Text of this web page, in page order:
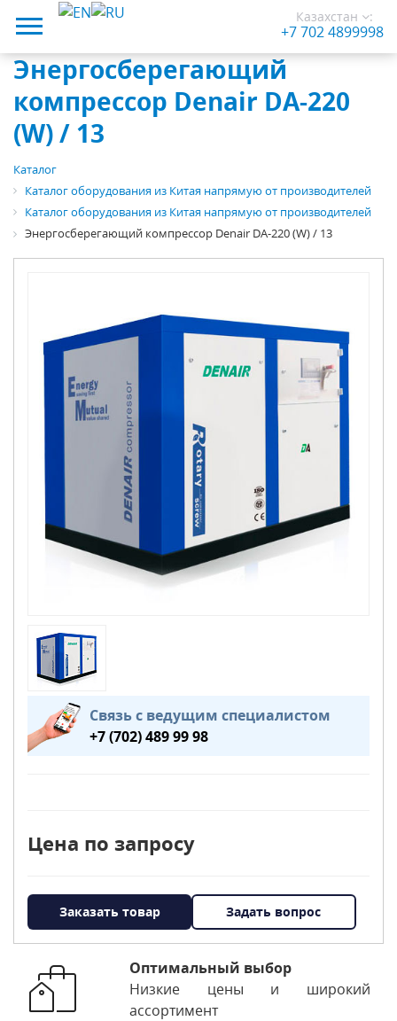
Казахстан
+7 702 4899998
:
Энергосберегающий
компрессор Denair DA-220
(W) / 13
Каталог
Каталог оборудования из Китая напрямую от производителей
Каталог оборудования из Китая напрямую от производителей
Энергосберегающий компрессор Denair DA-220 (W) / 13
Связь с ведущим специалистом
+7 (702) 489 99 98
Цена по запросу
Заказать товар Задать вопрос
Оптимальный выбор
Низкие цены и широкий
ассортимент